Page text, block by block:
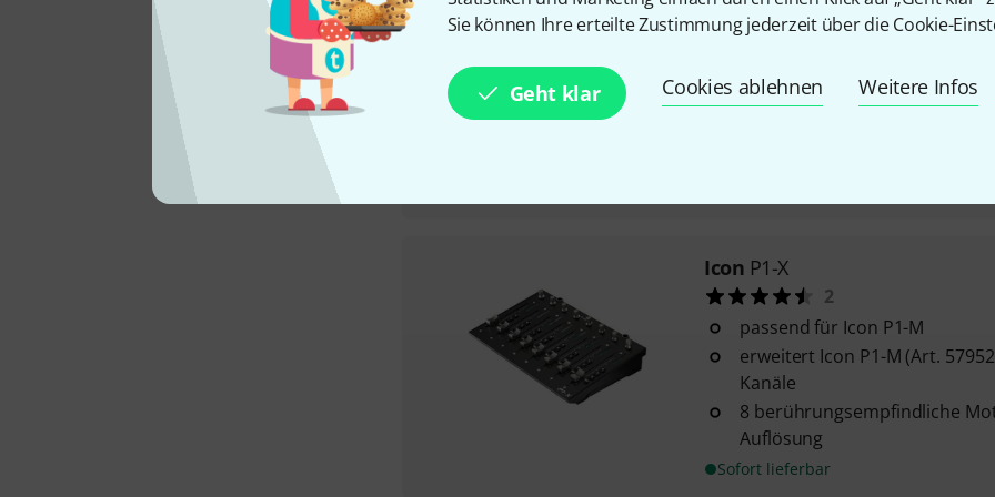
Sie können Ihre erteilte Zustimmung jederzeit über die Cookie-
Geht klar Cookies ablehnen Weitere Infos
Icon G-Board black
8 robuste Fußschalter aus
kompakte Bauform
Icon P1-X
2
passend für Icon P1-M
erweitert Icon P1-M (Art.
Kanäle
8 berührungsempfindliche
Auflösung
Sofort lieferbar